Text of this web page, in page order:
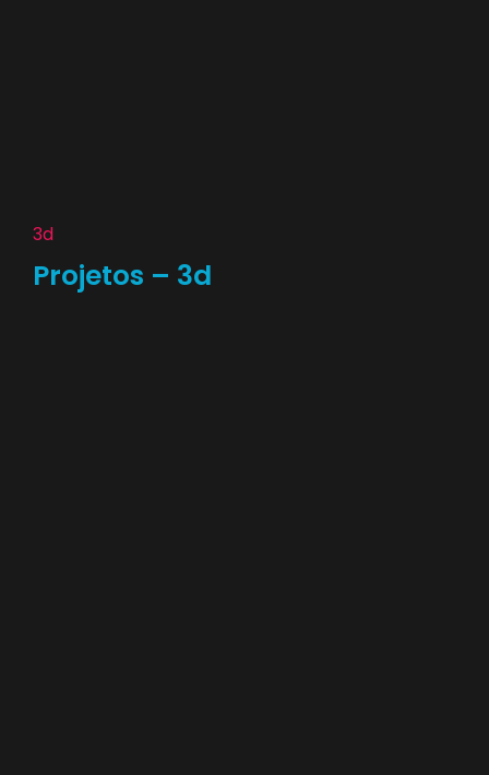
3d
Projetos – 3d